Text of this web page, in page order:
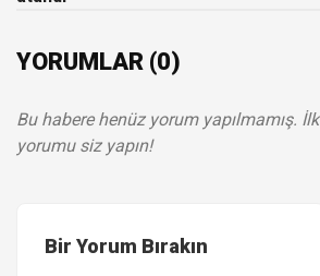
YORUMLAR (0)
Bu habere henüz yorum yapılmamış. İlk
yorumu siz yapın!
Bir Yorum Bırakın